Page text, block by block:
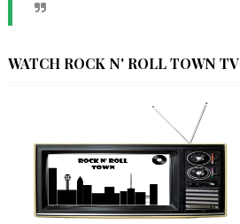
WATCH ROCK N' ROLL TOWN TV